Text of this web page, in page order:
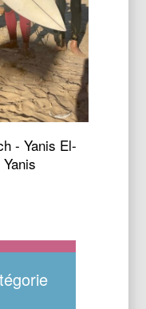
- Yanis El-